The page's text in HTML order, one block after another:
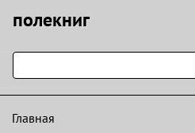
полекниг
Главная